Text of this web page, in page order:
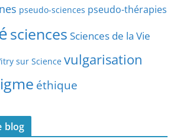
pseudo-sciences pseudo-thérapies
sciences Sciences de la Vie
sur Science vulgarisation
éthique
blog